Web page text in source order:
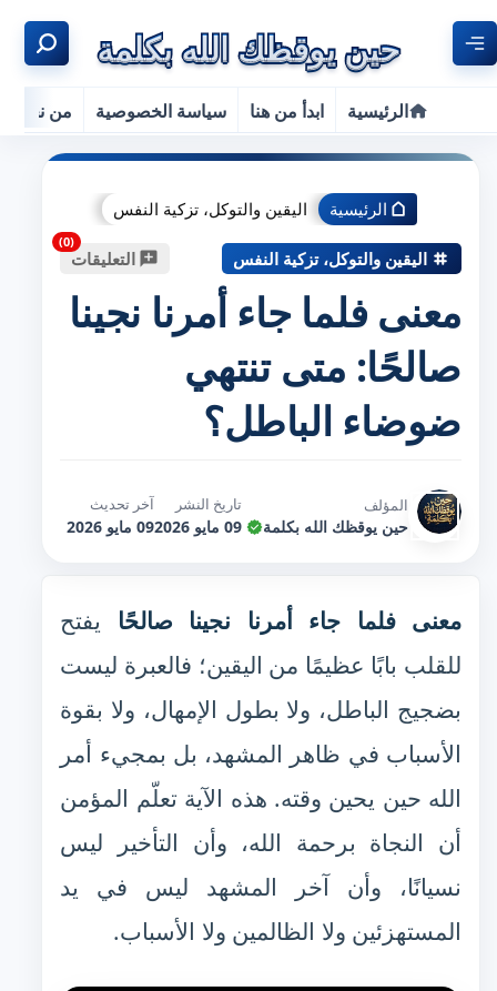
الرئيسية ابدأ من هنا سياسة الخصوصية من نحن
الرئيسية اليقين والتوكل، تزكية النفس
اليقين والتوكل، تزكية النفس التعليقات
معنى فلما جاء أمرنا نجينا
صالحًا: متى تنتهي
ضوضاء الباطل؟
المؤلف
حين يوقظك الله بكلمة
تاريخ النشر
09 مايو 2026
آخر تحديث
09 مايو 2026
معنى فلما جاء أمرنا نجينا صالحًا يفتح
للقلب بابًا عظيمًا من اليقين؛ فالعبرة ليست
بضجيج الباطل، ولا بطول الإمهال، ولا بقوة
الأسباب في ظاهر المشهد، بل بمجيء أمر
الله حين يحين وقته. هذه الآية تعلّم المؤمن
أن النجاة برحمة الله، وأن التأخير ليس
نسيانًا، وأن آخر المشهد ليس في يد
المستهزئين ولا الظالمين ولا الأسباب.